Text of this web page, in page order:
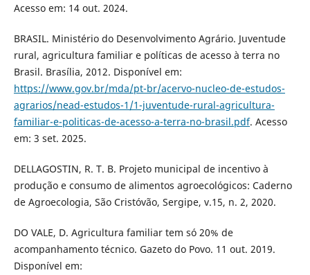
Acesso em: 14 out. 2024.
BRASIL. Ministério do Desenvolvimento Agrário. Juventude
rural, agricultura familiar e políticas de acesso à terra no
Brasil. Brasília, 2012. Disponível em:
https://www.gov.br/mda/pt-br/acervo-nucleo-de-estudos-
agrarios/nead-estudos-1/1-juventude-rural-agricultura-
familiar-e-politicas-de-acesso-a-terra-no-brasil.pdf. Acesso
em: 3 set. 2025.
DELLAGOSTIN, R. T. B. Projeto municipal de incentivo à
produção e consumo de alimentos agroecológicos: Caderno
de Agroecologia, São Cristóvão, Sergipe, v.15, n. 2, 2020.
DO VALE, D. Agricultura familiar tem só 20% de
acompanhamento técnico. Gazeto do Povo. 11 out. 2019.
Disponível em: